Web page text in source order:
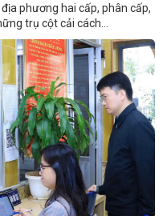
phương hai cấp, phân cấp,
trụ cột cải cách...